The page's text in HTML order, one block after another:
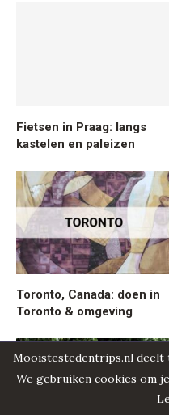
Fietsen in Praag: langs
kastelen en paleizen
Toronto, Canada: doen in
Toronto & omgeving
Mooistestedentrips.nl
We gebruiken cookies om